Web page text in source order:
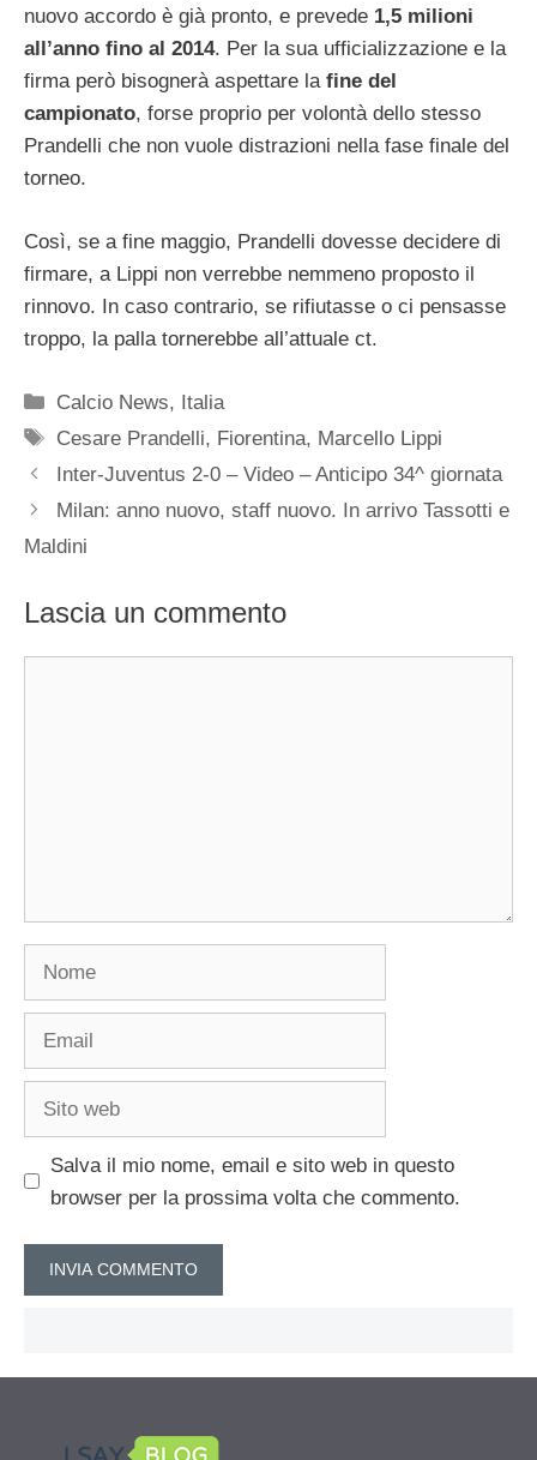
nuovo accordo è già pronto, e prevede 1,5 milioni
all’anno fino al 2014. Per la sua ufficializzazione e la
firma però bisognerà aspettare la fine del
campionato, forse proprio per volontà dello stesso
Prandelli che non vuole distrazioni nella fase finale del
torneo.
Così, se a fine maggio, Prandelli dovesse decidere di
firmare, a Lippi non verrebbe nemmeno proposto il
rinnovo. In caso contrario, se rifiutasse o ci pensasse
troppo, la palla tornerebbe all’attuale ct.
Categorie
Calcio News, Italia
Tag
Cesare Prandelli, Fiorentina, Marcello Lippi
Inter-Juventus 2-0 – Video – Anticipo 34^ giornata
Milan: anno nuovo, staff nuovo. In arrivo Tassotti e
Maldini
Lascia un commento
Salva il mio nome, email e sito web in questo
browser per la prossima volta che commento.